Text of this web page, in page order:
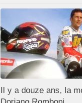
Il y a douze ans, la